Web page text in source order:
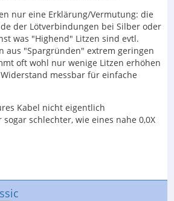
nur eine Erklärung/Vermutung: die
der Lötverbindungen bei Silber oder
was "Highend" Litzen sind evtl.
aus "Spargründen" extrem geringen
oft wohl nur wenige Litzen erhöhen
messbar für einfache
Kabel nicht eigentlich
schlechter, wie eines nahe 0,0X